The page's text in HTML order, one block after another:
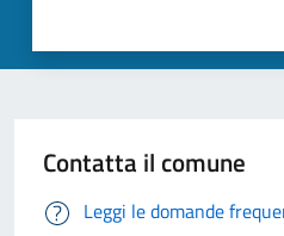
Contatta il comune
Leggi le domande